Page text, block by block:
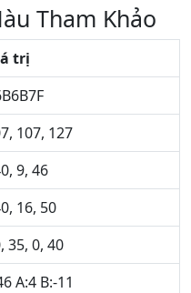
Tham Khảo
trị
107, 127
9, 46
16, 50
35, 0, 40
A:4 B:-11